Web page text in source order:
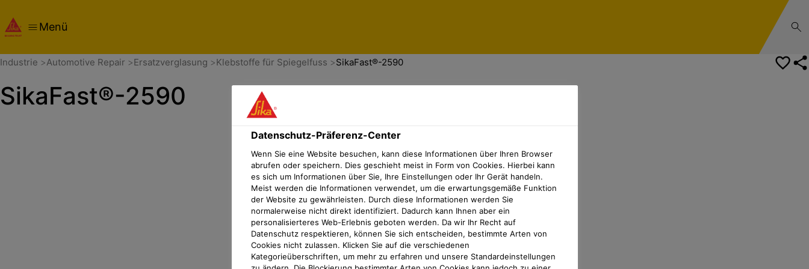
Menü
Industrie Automotive Repair Ersatzverglasung Klebstoffe für Spiegelfuss SikaFast®-2590
SikaFast®-2590
Datenschutz-Präferenz-Center
Wenn Sie eine Website besuchen, kann diese Informationen über Ihren Browser
abrufen oder speichern. Dies geschieht meist in Form von Cookies. Hierbei kann
es sich um Informationen über Sie, Ihre Einstellungen oder Ihr Gerät handeln.
Meist werden die Informationen verwendet, um die erwartungsgemäße Funktion
der Website zu gewährleisten. Durch diese Informationen werden Sie
normalerweise nicht direkt identifiziert. Dadurch kann Ihnen aber ein
personalisierteres Web-Erlebnis geboten werden. Da wir Ihr Recht auf
Datenschutz respektieren, können Sie sich entscheiden, bestimmte Arten von
Cookies nicht zulassen. Klicken Sie auf die verschiedenen
Kategorieüberschriften, um mehr zu erfahren und unsere Standardeinstellungen